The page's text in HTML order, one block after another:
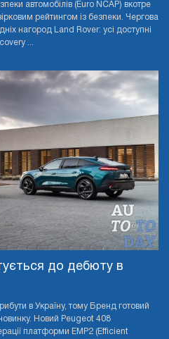
автомобілів (Euro NCAP) вкотре
рейтингом із безпеки. Чергова
нагород Land Rover: усі доступні
...
до дебюту в
в Україну, тому Бренд готовий
Новий Peugeot 408
платформи EMP2 (Efficient